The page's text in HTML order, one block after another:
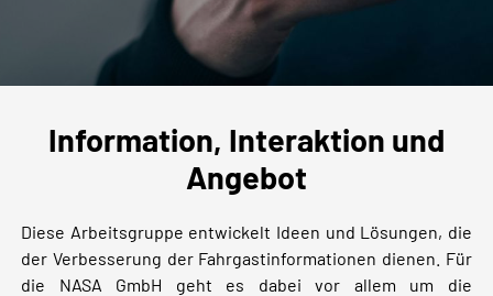
Information, Interaktion und
Angebot
Diese Arbeitsgruppe entwickelt Ideen und Lösungen, die
der Verbesserung der Fahrgastinformationen dienen. Für
die NASA GmbH geht es dabei vor allem um die